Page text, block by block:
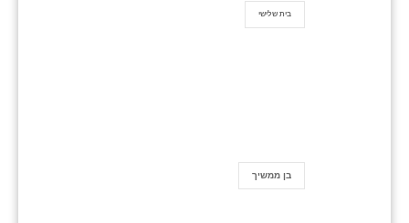
בית שלישי
בן ממשיך